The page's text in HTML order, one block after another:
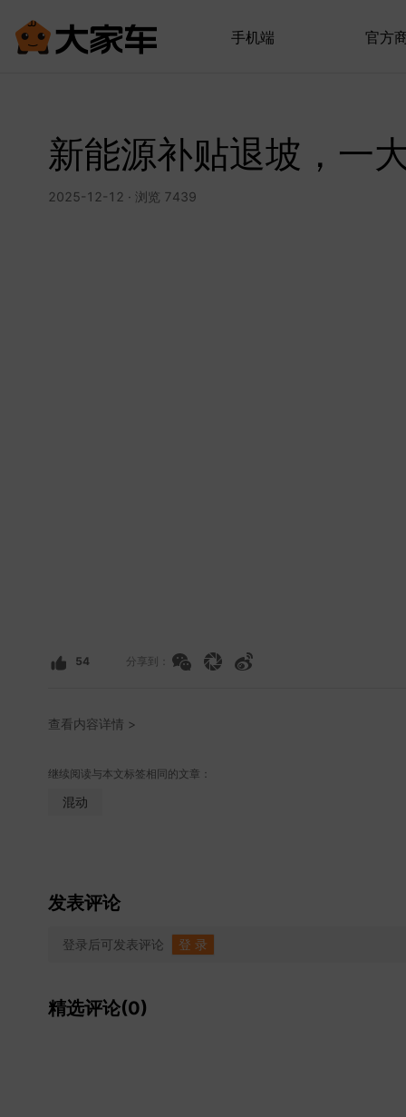
手机端 官方
新能源补贴退坡，一
2025-12-12 · 浏览 7439
54 分享到：
查看内容详情 >
继续阅读与本文标签相同的文章：
混动
发表评论
登录后可发表评论 登 录
精选评论(0)